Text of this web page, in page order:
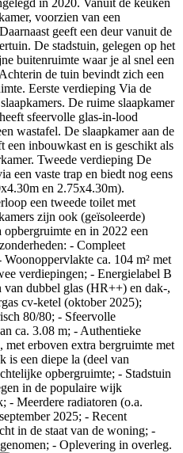
in 2020. Vanuit de keuken
voorzien van een
geeft een deur vanuit de
De stadstuin, gelegen op het
buitenruimte waar je al snel een
de tuin bevindt zich een
Eerste verdieping Via de
De ruime slaapkamer
sfeervolle glas-in-lood
wastafel. De slaapkamer aan de
een inbouwkast en is geschikt als
Tweede verdieping De
een vaste trap en biedt nog eens
en 2.75x4.30m).
een tweede toilet met
zijn ook (geïsoleerde)
en in 2022 een
- Compleet
ca. 104 m² met
verdiepingen; - Energielabel B
dubbel glas (HR++) en dak-,
cv-ketel (oktober 2025);
80/80; - Sfeervolle
ca. 3.08 m; - Authentieke
erboven extra bergruimte met
is een diepe la (deel van
opbergruimte; - Stadstuin
in de populaire wijk
- Meerdere radiatoren (o.a.
2025; - Recent
in de staat van de woning; -
- Oplevering in overleg.